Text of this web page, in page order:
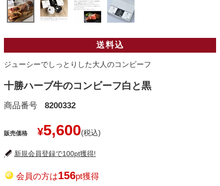
送料込
ジューシーでしっとりした大人のコンビーフ
十勝ハーブ牛のコンビーフ白と黒
商品番号 8200332
販売価格 ¥5,600
新規会員登録で100pt獲得!
会員の方は156pt獲得